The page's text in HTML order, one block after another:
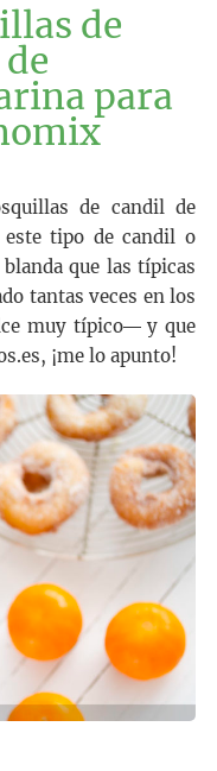
de
para
de candil de
este tipo de candil o
que las típicas
tantas veces en los
muy típico― y que
¡me lo apunto!